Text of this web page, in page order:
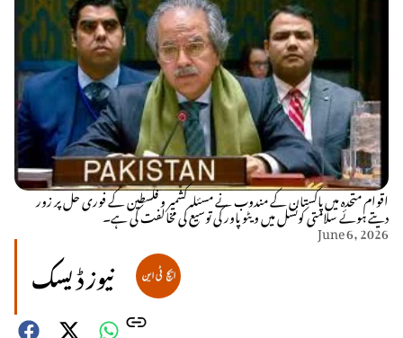
اقوام متحدہ میں پاکستان کے مندوب نے مسئلہ کشمیر و فلسطین کے فوری حل پر زور
دیتے ہوئے سلامتی کونسل میں ویٹو پاور کی توسیع کی مخالفت کی ہے۔
June 6, 2026
نیوز ڈیسک